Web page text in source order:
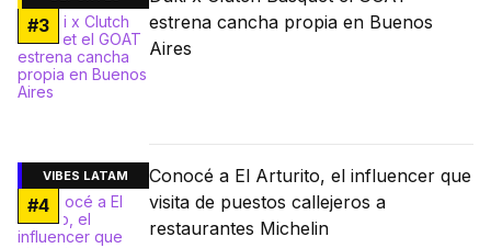
#3
estrena cancha propia en Buenos
Aires
VIBES LATAM
#4
Conocé a El Arturito, el influencer que
visita de puestos callejeros a
restaurantes Michelin